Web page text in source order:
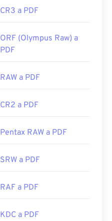
CR3 a PDF
ORF (Olympus Raw) a
PDF
RAW a PDF
CR2 a PDF
Pentax RAW a PDF
SRW a PDF
RAF a PDF
KDC a PDF